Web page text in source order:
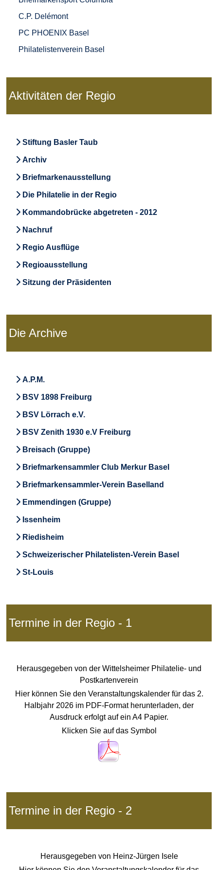
C.P. Delémont
PC PHOENIX Basel
Philatelistenverein Basel
Aktivitäten der Regio
Stiftung Basler Taub
Archiv
Briefmarkenausstellung
Die Philatelie in der Regio
Kommandobrücke abgetreten - 2012
Nachruf
Regio Ausflüge
Regioausstellung
Sitzung der Präsidenten
Die Archive
A.P.M.
BSV 1898 Freiburg
BSV Lörrach e.V.
BSV Zenith 1930 e.V Freiburg
Breisach (Gruppe)
Briefmarkensammler Club Merkur Basel
Briefmarkensammler-Verein Baselland
Emmendingen (Gruppe)
Issenheim
Riedisheim
Schweizerischer Philatelisten-Verein Basel
St-Louis
Termine in der Regio - 1
Herausgegeben von der Wittelsheimer Philatelie- und
Postkartenverein
Hier können Sie den Veranstaltungskalender für das 2.
Halbjahr 2026 im PDF-Format herunterladen, der
Ausdruck erfolgt auf ein A4 Papier.
Klicken Sie auf das Symbol
Termine in der Regio - 2
Herausgegeben von Heinz-Jürgen Isele